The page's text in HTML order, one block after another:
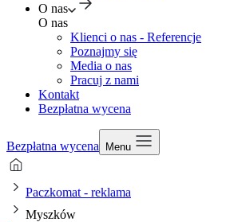
O nas
O nas
Klienci o nas - Referencje
Poznajmy się
Media o nas
Pracuj z nami
Kontakt
Bezpłatna wycena
Bezpłatna wycena Menu
Paczkomat - reklama
Myszków